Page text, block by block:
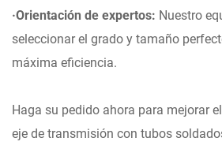
·Orientación de expertos: Nuestro
seleccionar el grado y tamaño
máxima eficiencia.
Haga su pedido ahora para mejorar
eje de transmisión con tubos